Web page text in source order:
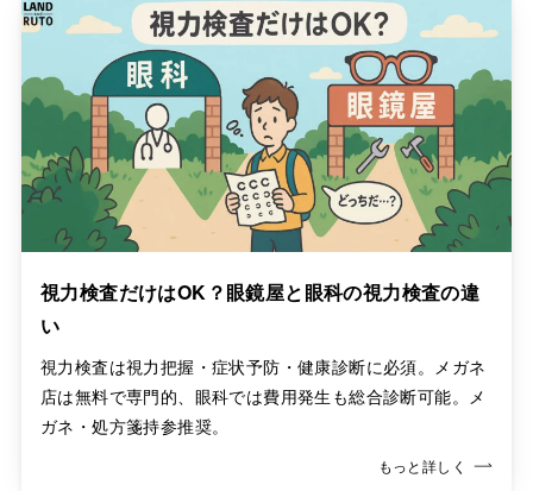
視力検査だけはOK？眼鏡屋と眼科の視力検査の違
い
視力検査は視力把握・症状予防・健康診断に必須。メガネ
店は無料で専門的、眼科では費用発生も総合診断可能。メ
ガネ・処方箋持参推奨。
もっと詳しく